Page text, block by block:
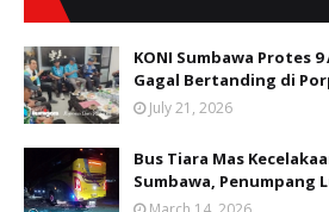
KONI Sumbawa Protes
Gagal Bertanding di
July 21, 2026
Bus Tiara Mas
Sumbawa, Penumpang